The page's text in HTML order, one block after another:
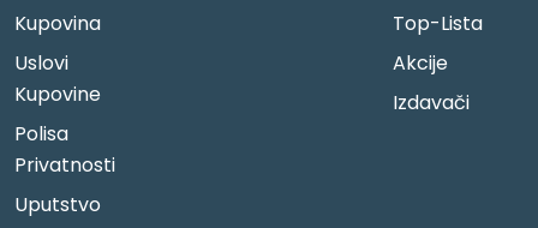
Kupovina
Uslovi
Kupovine
Polisa
Privatnosti
Uputstvo
Top-Lista
Akcije
Izdavači